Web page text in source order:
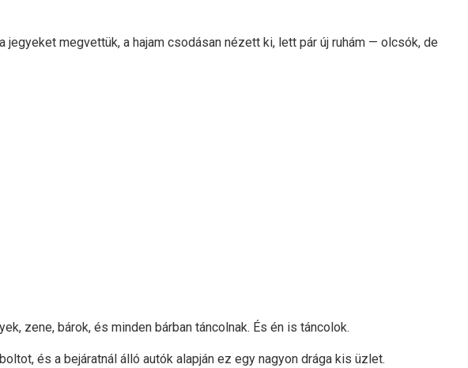
megvettük, a hajam csodásan nézett ki, lett pár új ruhám — olcsók, de
zene, bárok, és minden bárban táncolnak. És én is táncolok.
és a bejáratnál álló autók alapján ez egy nagyon drága kis üzlet.